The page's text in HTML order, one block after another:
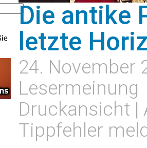
Die antike
letzte
24. November
Lesermeinung
Druckansicht |
Tippfehler